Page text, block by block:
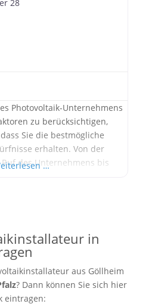
28
Photovoltaik-Unternehmens
zu berücksichtigen,
Sie die bestmögliche
erhalten. Von der
des Unternehmens bis
…
in
aus Göllheim
? Dann können Sie sich hier
eintragen: